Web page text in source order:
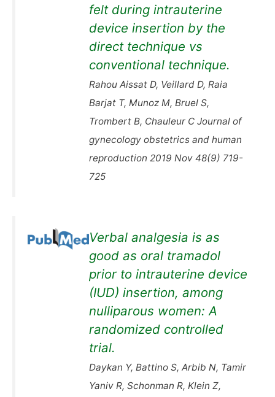
felt during intrauterine
device insertion by the
direct technique vs
conventional technique.
Rahou Aissat D, Veillard D, Raia
Barjat T, Munoz M, Bruel S,
Trombert B, Chauleur C Journal of
gynecology obstetrics and human
reproduction 2019 Nov 48(9) 719-
725
Verbal analgesia is as
good as oral tramadol
prior to intrauterine device
(IUD) insertion, among
nulliparous women: A
randomized controlled
trial.
Daykan Y, Battino S, Arbib N, Tamir
Yaniv R, Schonman R, Klein Z,